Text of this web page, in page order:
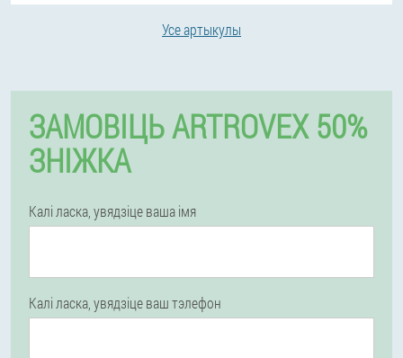
Усе артыкулы
ЗАМОВІЦЬ ARTROVEX 50%
ЗНІЖКА
Калі ласка, увядзіце ваша імя
Калі ласка, увядзіце ваш тэлефон